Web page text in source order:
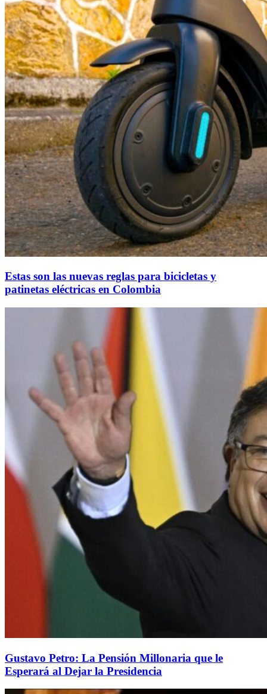
Estas son las nuevas reglas para bicicletas y
patinetas eléctricas en Colombia
Gustavo Petro: La Pensión Millonaria que le
Esperará al Dejar la Presidencia